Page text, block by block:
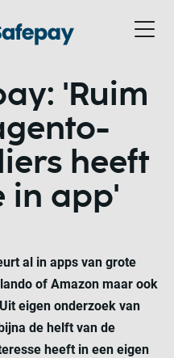
'Ruim
heeft
in app'
al in apps van grote
of Amazon maar ook
eigen onderzoek van
de helft van de
heeft in een eigen